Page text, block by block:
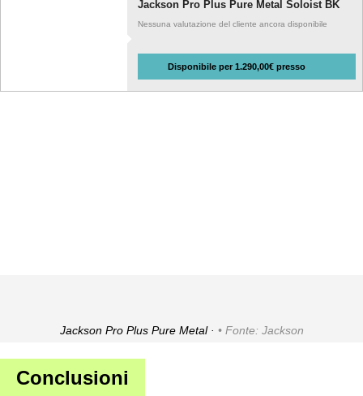
Jackson Pro Plus Pure Metal Soloist BK
Nessuna valutazione del cliente ancora disponibile
Disponibile per 1.290,00€ presso
Jackson Pro Plus Pure Metal · Fonte: Jackson
Conclusioni